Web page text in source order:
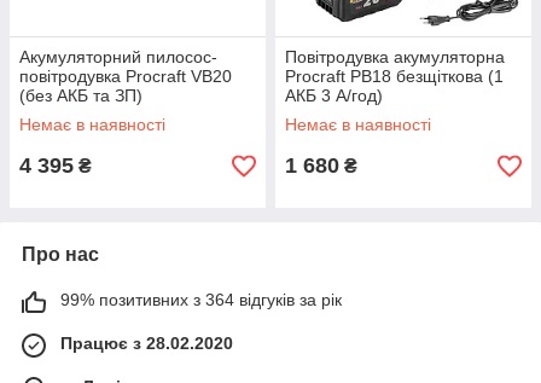
Акумуляторний пилосос-
повітродувка Procraft VB20
(без АКБ та ЗП)
Немає в наявності
4 395 ₴
Повітродувка акумуляторна
Procraft PB18 безщіткова (1
АКБ 3 А/год)
Немає в наявності
1 680 ₴
Про нас
99% позитивних з 364 відгуків за рік
Працює з 28.02.2020